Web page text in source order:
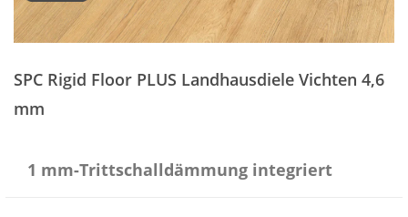
der
Bildergalerie
springen
SPC Rigid Floor PLUS Landhausdiele Vichten 4,6
mm
1 mm-Trittschalldämmung integriert